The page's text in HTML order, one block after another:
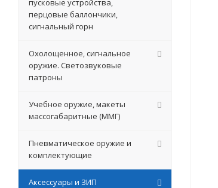
пусковые устройства,
перцовые баллончики,
сигнальный горн
Охолощенное, сигнальное
оружие. Светозвуковые
патроны
Учебное оружие, макеты
массогабаритные (ММГ)
Пневматическое оружие и
комплектующие
Аксессуары и ЗИП